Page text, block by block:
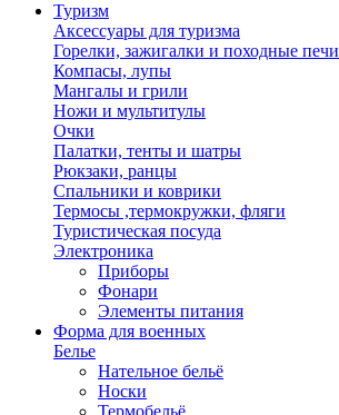
Туризм
Аксессуары для туризма
Горелки, зажигалки и походные печи
Компасы, лупы
Мангалы и грили
Ножи и мультитулы
Очки
Палатки, тенты и шатры
Рюкзаки, ранцы
Спальники и коврики
Термосы ,термокружки, фляги
Туристическая посуда
Электроника
Приборы
Фонари
Элементы питания
Форма для военных
Белье
Нательное бельё
Носки
Термобельё